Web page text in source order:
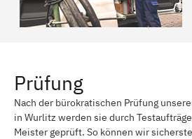
Prüfung
Nach der bürokratischen Prüfung
in Wurlitz werden sie durch
Meister geprüft. So können wir